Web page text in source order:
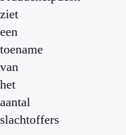
ziet
een
toename
van
het
aantal
slachtoffers